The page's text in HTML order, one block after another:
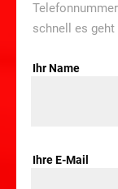
schnell es geht
Ihr Name
Ihre E-Mail